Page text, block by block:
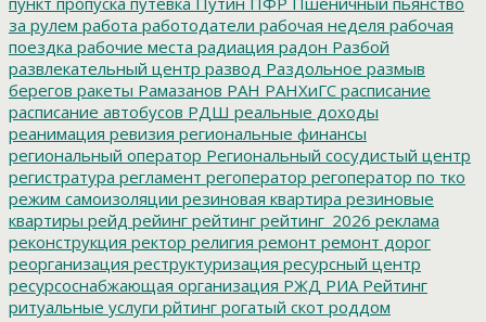
за рулем работа работодатели рабочая неделя рабочая
поездка рабочие места радиация радон Разбой
развлекательный центр развод Раздольное размыв
берегов ракеты Рамазанов РАН РАНХиГС расписание
расписание автобусов РДШ реальные доходы
реанимация ревизия региональные финансы
региональный оператор Региональный сосудистый центр
регистратура регламент регоператор регоператор по тко
режим самоизоляции резиновая квартира резиновые
квартиры рейд рейинг рейтинг рейтинг_2026 реклама
реконструкция ректор религия ремонт ремонт дорог
реорганизация реструктуризация ресурсный центр
ресурсоснабжающая организация РЖД РИА Рейтинг
ритуальные услуги рйтинг рогатый скот роддом